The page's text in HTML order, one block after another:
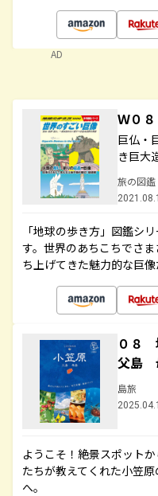
AD
Ｗ０
巨仏・
き巨大
旅の図鑑
「地球の歩き方」図鑑シ
す。世界のあちこちでさ
ち上げてきた魅力的な巨像
０８
父島
島旅
ようこそ！絶景スポット
たちが教えてくれた小笠
へ。